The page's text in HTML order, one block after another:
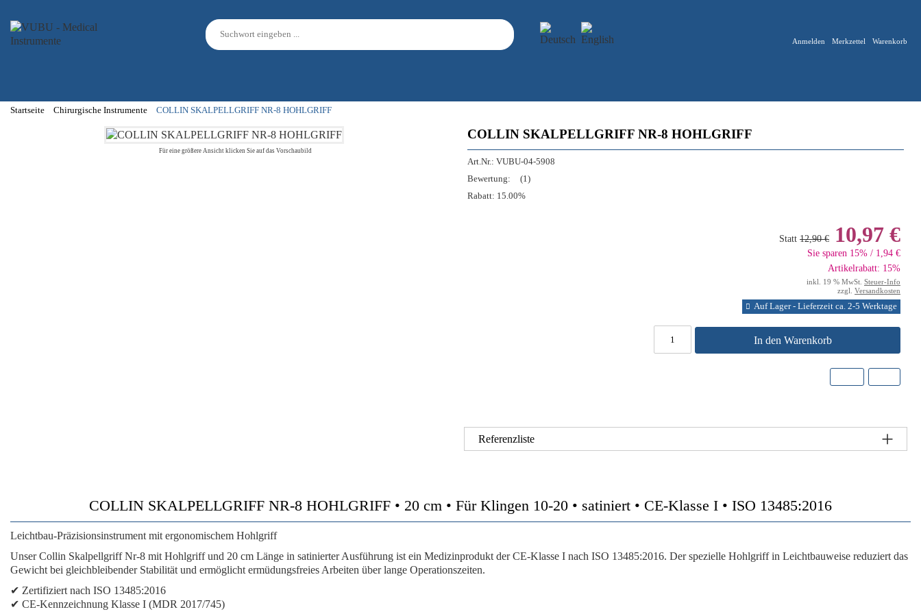
Anmelden Merkzettel Warenkorb
Startseite Chirurgische Instrumente COLLIN SKALPELLGRIFF NR-8 HOHLGRIFF
Für eine größere Ansicht klicken Sie auf das Vorschaubild
COLLIN SKALPELLGRIFF NR-8 HOHLGRIFF
Art.Nr.: VUBU-04-5908
Bewertung:
(1)
Rabatt: 15.00%
Statt 12,90 € 10,97 €
Sie sparen 15% / 1,94 €
Artikelrabatt: 15%
inkl. 19 % MwSt. Steuer-Info
zzgl. Versandkosten
Auf Lager - Lieferzeit ca. 2-5 Werktage
In den Warenkorb
Referenzliste
COLLIN SKALPELLGRIFF NR-8 HOHLGRIFF • 20 cm • Für Klingen 10-20 • satiniert • CE-Klasse I • ISO 13485:2016
Leichtbau-Präzisionsinstrument mit ergonomischem Hohlgriff
Unser Collin Skalpellgriff Nr-8 mit Hohlgriff und 20 cm Länge in satinierter Ausführung ist ein Medizinprodukt der CE-Klasse I nach ISO 13485:2016. Der spezielle Hohlgriff in Leichtbauweise reduziert das
Gewicht bei gleichbleibender Stabilität und ermöglicht ermüdungsfreies Arbeiten über lange Operationszeiten.
✔ Zertifiziert nach ISO 13485:2016
✔ CE-Kennzeichnung Klasse I (MDR 2017/745)